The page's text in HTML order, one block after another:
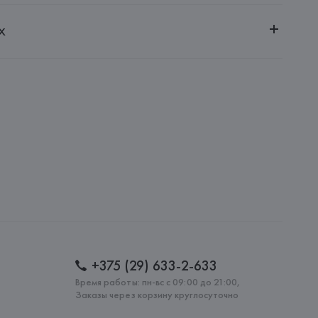
г. Минск, ул. Немига, 5, пом. 39
+375 (29) 633-2-633
Время работы: пн-вс с 09:00 до 21:00,
Заказы через корзину круглосуточно